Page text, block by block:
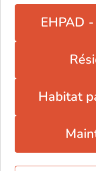
EHPAD
Habitat